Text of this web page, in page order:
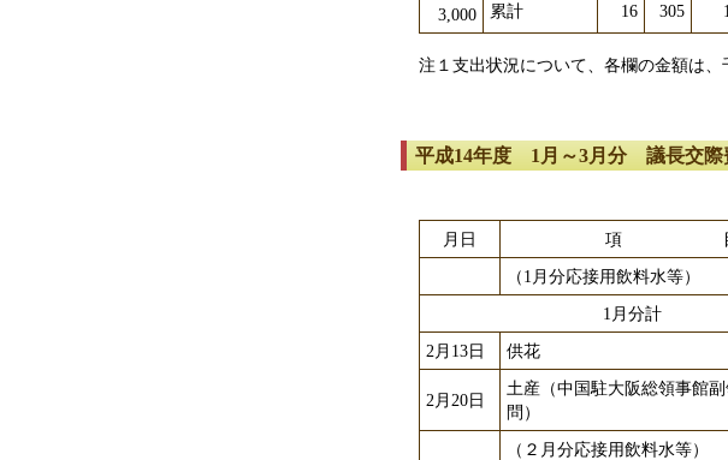
3,000 累計 16 305
注１支出状況について、各欄の金額は
平成14年度 1月～3月分 議長交際
月日
項
（1月分応接用飲料水等）
1月分計
2月13日
供花
2月20日
土産（中国駐大阪総領事館
問）
（２月分応接用飲料水等）